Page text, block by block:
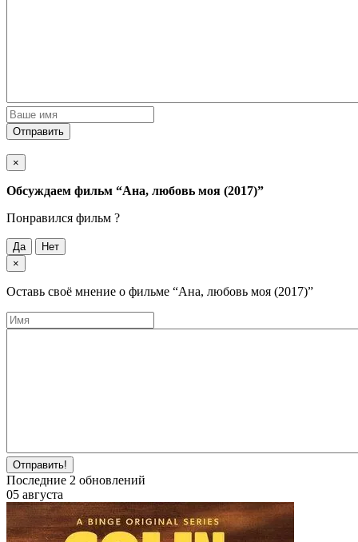
Отправить
×
Обсуждаем фильм “Ана, любовь моя (2017)”
Понравился фильм ?
Да
Нет
×
Оставь своё мнение о фильме “Ана, любовь моя (2017)”
Отправить!
Последние 2 обновлений
05 августа